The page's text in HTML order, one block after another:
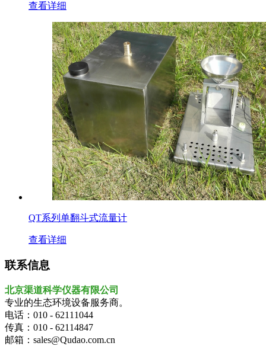
查看详细
QT系列单翻斗式流量计
查看详细
联系信息
北京渠道科学仪器有限公司
专业的生态环境设备服务商。
电话：010 - 62111044
传真：010 - 62114847
邮箱：sales@Qudao.com.cn